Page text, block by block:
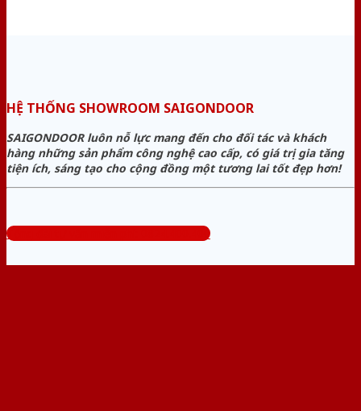
HỆ THỐNG SHOWROOM SAIGONDOOR
SAIGONDOOR luôn nỗ lực mang đến cho đối tác và khách
hàng những sản phẩm công nghệ cao cấp, có giá trị gia tăng
tiện ích, sáng tạo cho cộng đồng một tương lai tốt đẹp hơn!
Tổng đài tư vấn miễn phí: 0824.400.400